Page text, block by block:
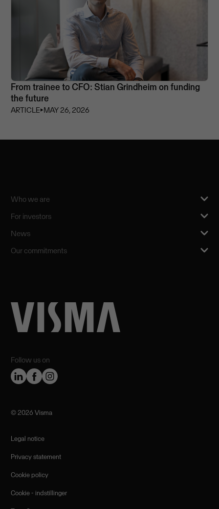
From trainee to CFO: Stian Grindheim on funding
the future
ARTICLE⏵MAY 26, 2026
Follow us on
Who we are
For investors
News
Our commitments
©️ 2026 Visma
Legal notice
Privacy statement
Cookie policy
Cookie - indstillinger